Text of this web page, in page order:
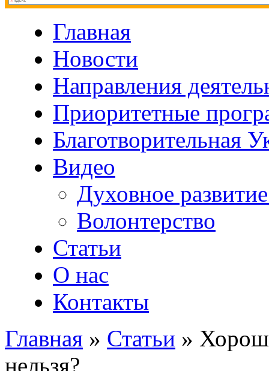
Главная
Новости
Направления
Приоритетные
Благотворительная
Видео
Духовное
Волонтерство
Статьи
О нас
Контакты
Главная » Статьи »
нельзя?